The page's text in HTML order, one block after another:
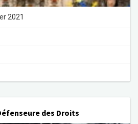
2021
des Droits